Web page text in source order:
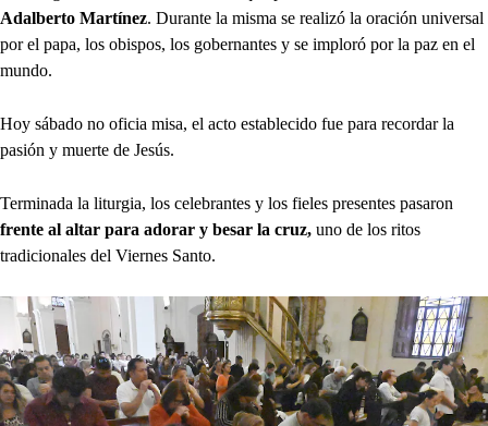
Adalberto Martínez. Durante la misma se realizó la oración universal
por el papa, los obispos, los gobernantes y se imploró por la paz en el
mundo.
Hoy sábado no oficia misa, el acto establecido fue para recordar la
pasión y muerte de Jesús.
Terminada la liturgia, los celebrantes y los fieles presentes pasaron
frente al altar para adorar y besar la cruz, uno de los ritos
tradicionales del Viernes Santo.